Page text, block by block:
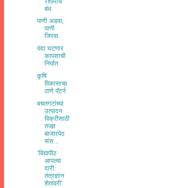
बंध
पाणी अडवा,
पाणी
जिरवा.
यंदा घटणार
कापसाची
निर्यात
कृषि
विकासाचा
ठाणे पॅटर्न
बचतगटांच्या
उत्पादन
विक्रीसाठी
तज्ज्ञ
बाजारपेठ
संस...
‘विद्यापीठ
आपल्‍या
दारी:
तंत्रज्ञान
शेतावरी’